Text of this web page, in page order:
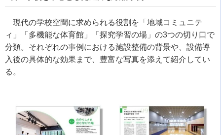
現代の学校空間に求められる役割を「地域コミュニテ
ィ」「多機能な体育館」「探究学習の場」の3つの切り口で
分類。それぞれの事例における施設整備の背景や、設備導
入後の具体的な効果まで、豊富な写真を添えて紹介してい
る。